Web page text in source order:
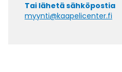
Tai lähetä sähköpostia
myynti@kaapelicenter.fi